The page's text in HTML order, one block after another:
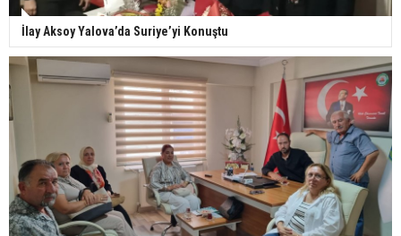
İlay Aksoy Yalova’da Suriye’yi Konuştu